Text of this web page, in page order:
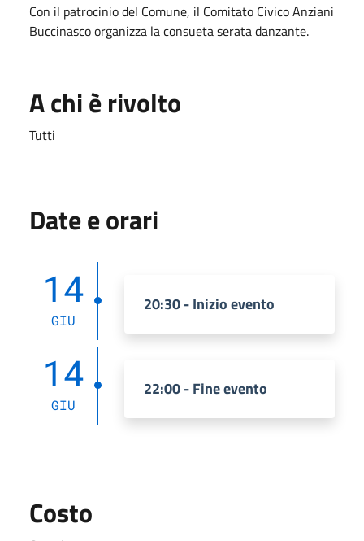
Con il patrocinio del Comune, il Comitato Civico Anziani
Buccinasco organizza la consueta serata danzante.
A chi è rivolto
Tutti
Date e orari
14
GIU
20:30 - Inizio evento
14
GIU
22:00 - Fine evento
Costo